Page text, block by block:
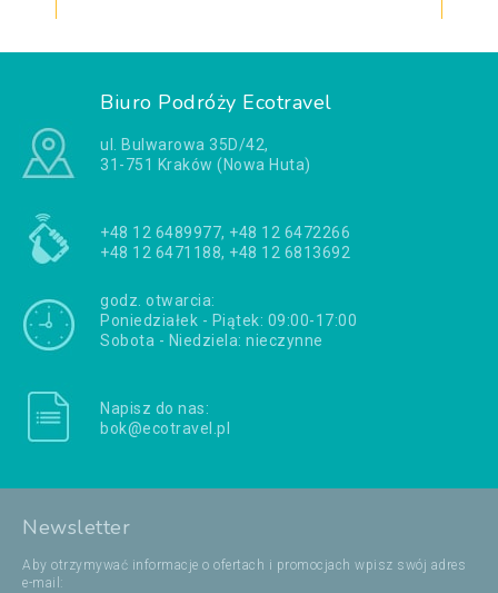
Biuro Podróży Ecotravel
ul. Bulwarowa 35D/42,
31-751 Kraków (Nowa Huta)
+48 12 6489977, +48 12 6472266
+48 12 6471188, +48 12 6813692
godz. otwarcia:
Poniedziałek - Piątek: 09:00-17:00
Sobota - Niedziela: nieczynne
Napisz do nas:
bok@ecotravel.pl
Newsletter
Aby otrzymywać informacje o ofertach i promocjach wpisz swój adres
e-mail: